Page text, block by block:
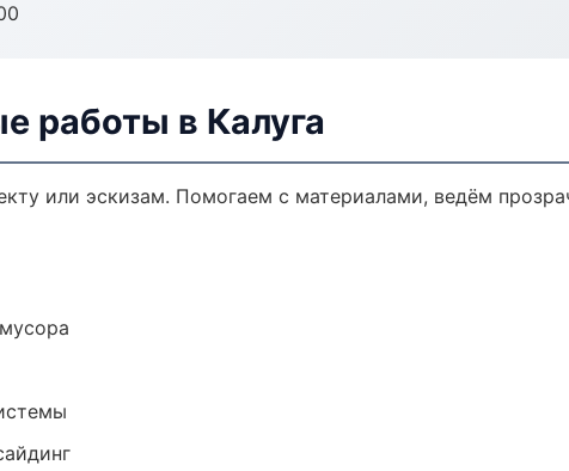
работы в Калуга
или эскизам. Помогаем с материалами, ведём